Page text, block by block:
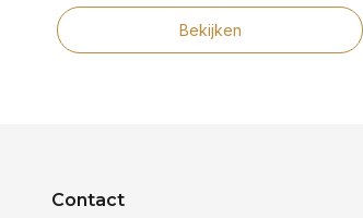
Bekijken
Contact